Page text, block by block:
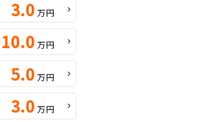
3.0 万円
10.0 万円
5.0 万円
3.0 万円